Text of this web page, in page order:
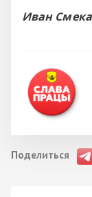
Иван
Поделиться